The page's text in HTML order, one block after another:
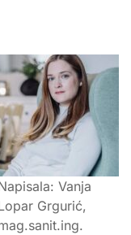
Vanja
Grgurić,